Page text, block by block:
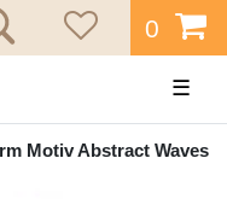
0
☰
Motiv Abstract Waves